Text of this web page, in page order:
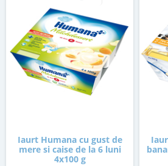
Iaurt Humana cu gust de
mere si caise de la 6 luni
4x100 g